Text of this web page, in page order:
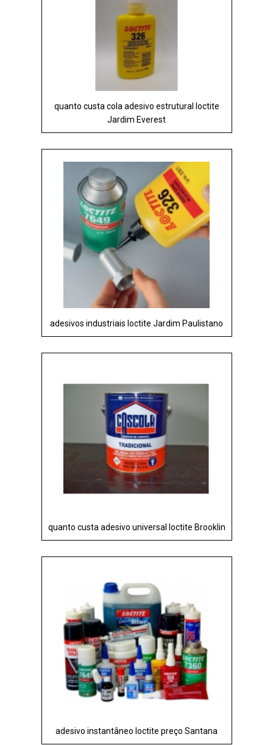
quanto custa cola adesivo estrutural loctite
Jardim Everest
adesivos industriais loctite Jardim Paulistano
quanto custa adesivo universal loctite Brooklin
adesivo instantâneo loctite preço Santana